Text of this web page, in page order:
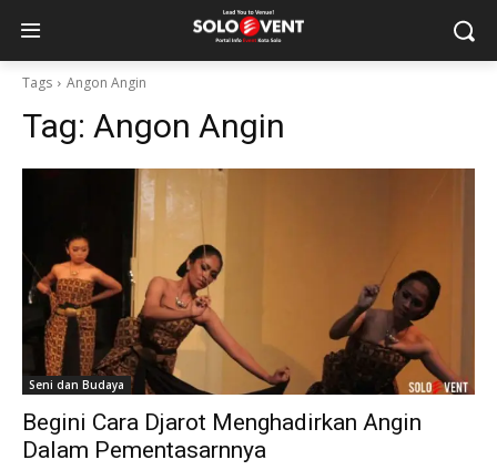
Tags Angon Angin
Tag: Angon Angin
Seni dan Budaya
Begini Cara Djarot Menghadirkan Angin
Dalam Pementasarnnya